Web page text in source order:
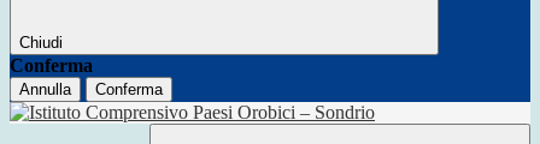
Chiudi
Conferma
Annulla Conferma